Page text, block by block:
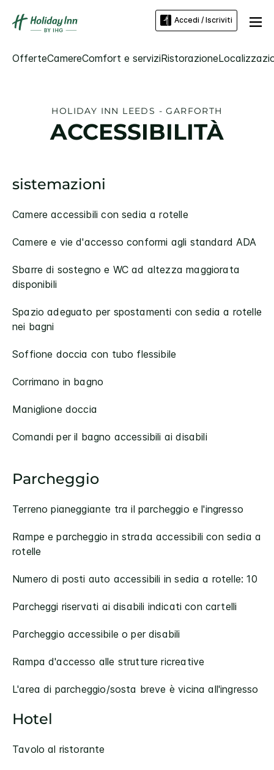
Accedi / Iscriviti
OfferteCamereComfort e serviziRistorazione
HOLIDAY INN LEEDS - GARFORTH
ACCESSIBILITÀ
sistemazioni
Camere accessibili con sedia a rotelle
Camere e vie d'accesso conformi agli standard ADA
Sbarre di sostegno e WC ad altezza maggiorata
disponibili
Spazio adeguato per spostamenti con sedia a rotelle
nei bagni
Soffione doccia con tubo flessibile
Corrimano in bagno
Maniglione doccia
Comandi per il bagno accessibili ai disabili
Parcheggio
Terreno pianeggiante tra il parcheggio e l'ingresso
Rampe e parcheggio in strada accessibili con sedia a
rotelle
Numero di posti auto accessibili in sedia a rotelle: 10
Parcheggi riservati ai disabili indicati con cartelli
Parcheggio accessibile o per disabili
Rampa d'accesso alle strutture ricreative
L'area di parcheggio/sosta breve è vicina all'ingresso
Hotel
Tavolo al ristorante